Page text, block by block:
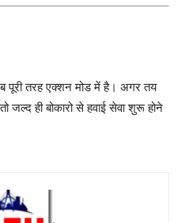
पूरी तरह एक्शन मोड में है। अगर तय
जल्द ही बोकारो से हवाई सेवा शुरू होने